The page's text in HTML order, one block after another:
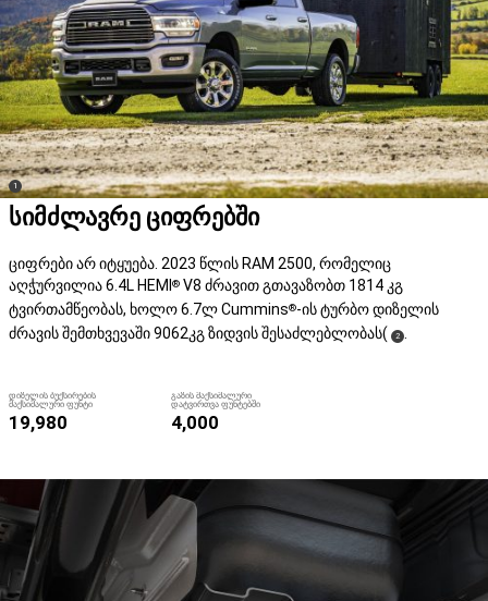
(
Disclosure
1 )
სიმძლავრე ციფრებში
ციფრები არ იტყუება. 2023 წლის RAM 2500, რომელიც
აღჭურვილია 6.4L HEMI ® V8 ძრავით გთავაზობთ 1814 კგ
ტვირთამწეობას, ხოლო 6.7ლ Cummins®-ის ტურბო დიზელის
ძრავის შემთხვევაში 9062კგ ზიდვის შესაძლებლობას(
(2)
ᲓᲘᲖᲔᲚᲘᲡ ᲑᲣᲥᲡᲘᲠᲔᲑᲘᲡ
ᲛᲐᲥᲡᲘᲛᲐᲚᲣᲠᲘ ᲤᲣᲜᲢᲘ
19,980
ᲒᲐᲖᲘᲡ ᲛᲐᲥᲡᲘᲛᲐᲚᲣᲠᲘ
ᲓᲐᲢᲕᲘᲠᲗᲕᲐ ᲤᲣᲜᲢᲔᲑᲨᲘ
4,000